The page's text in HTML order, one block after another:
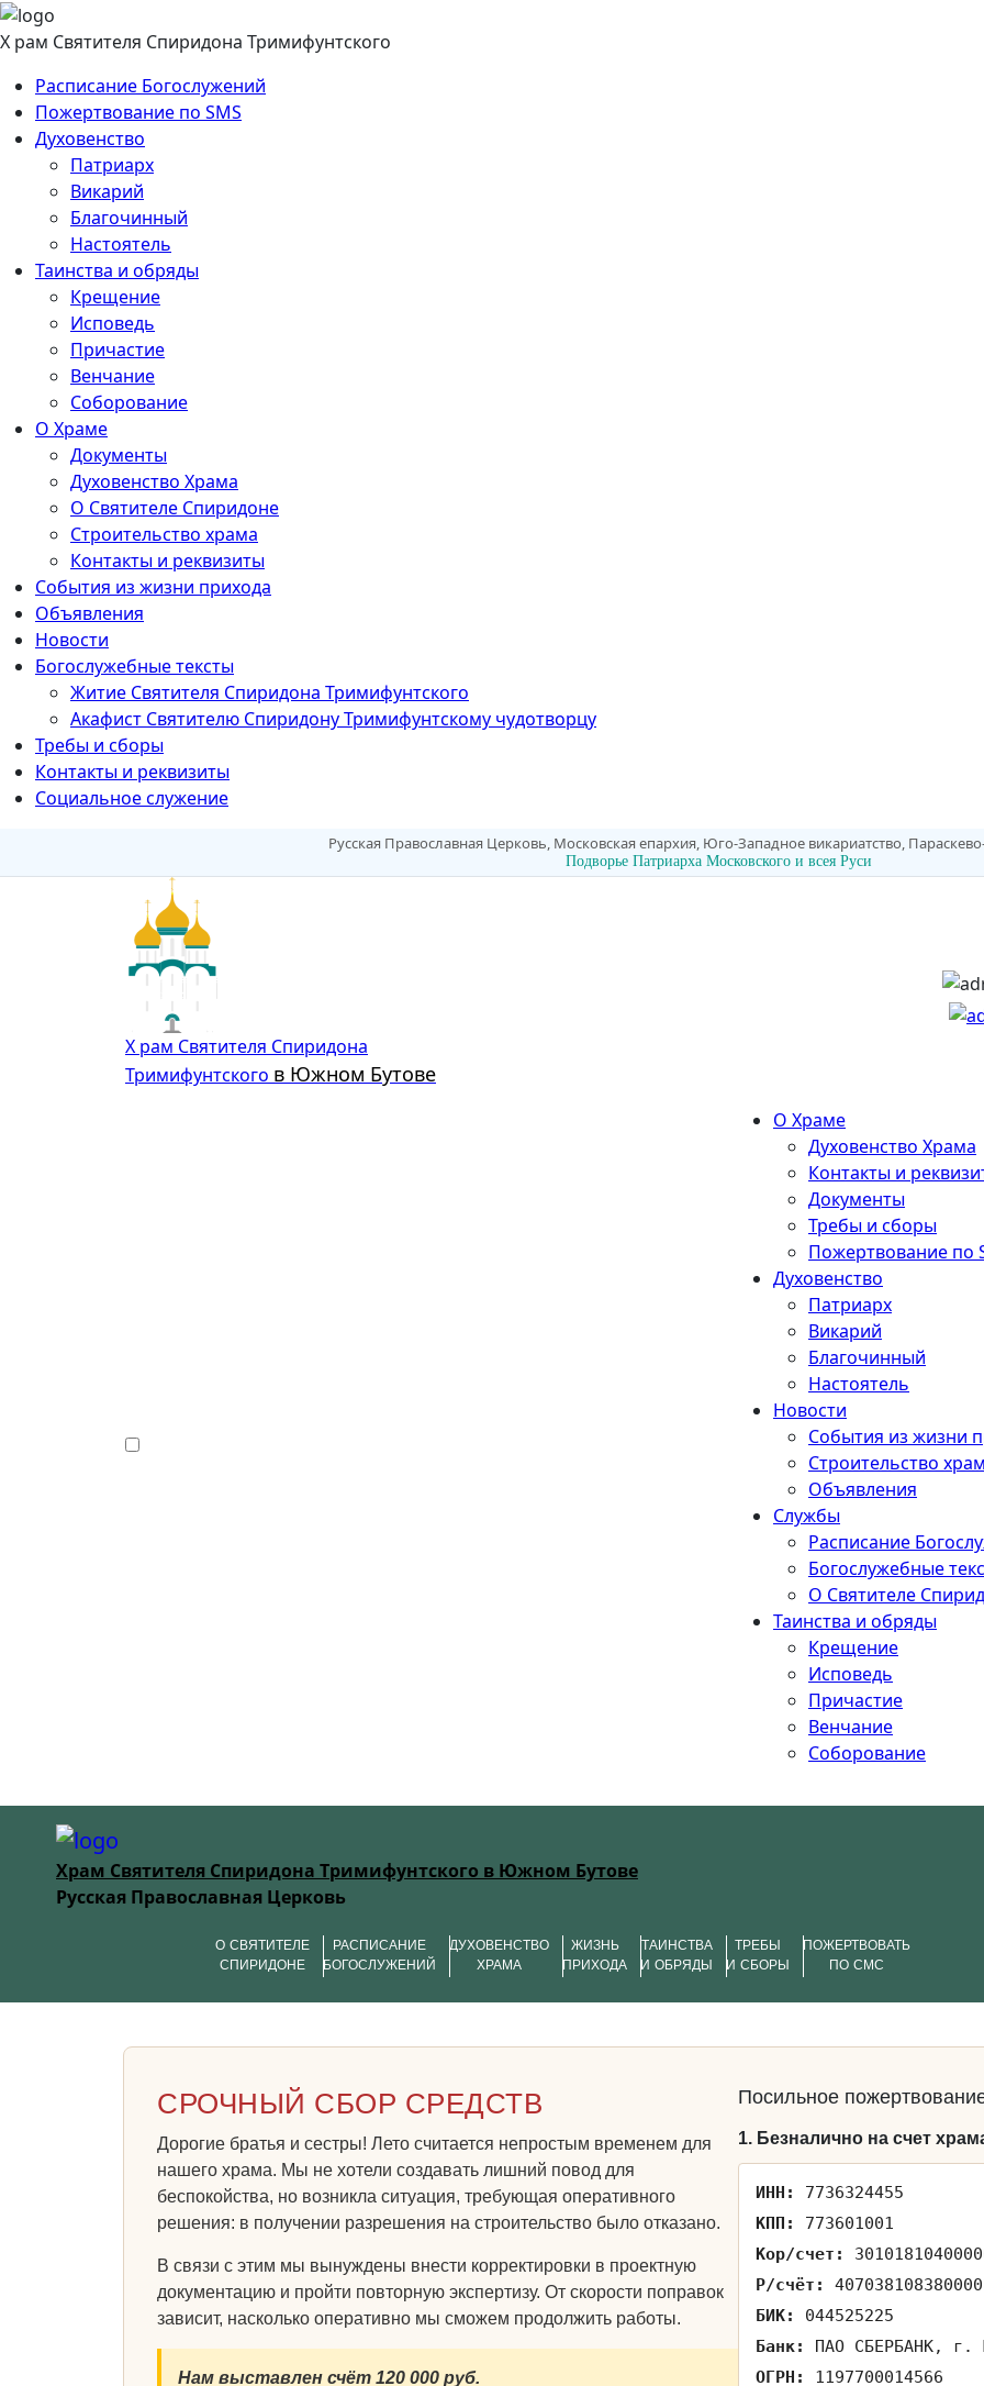
Перейти
к
Х рам Святителя Спиридона Тримифунтского
Расписание Богослужений
Пожертвование по SMS
Духовенство
Патриарх
Викарий
Благочинный
Настоятель
Таинства и обряды
Крещение
Исповедь
Причастие
Венчание
Соборование
О Храме
Документы
Духовенство Храма
О Святителе Спиридоне
Строительство храма
Контакты и реквизиты
События из жизни прихода
Объявления
Новости
Богослужебные тексты
Житие Cвятителя Спиридона Тримифунтского
Акафист Cвятителю Спиридону Тримифунтскому чудотворцу
Требы и сборы
Контакты и реквизиты
Социальное служение
Русская Православная Церковь, Московская епархия, Юго-Западное викариатство,
Подворье Патриарха Московского и всея Руси
Х рам Святителя Спиридона
Тримифунтского в Южном Бутове
О Храме
Духовенство Храма
Контакты и
Документы
Требы и сборы
Пожертвование по
Духовенство
Патриарх
Викарий
Благочинный
Настоятель
Новости
События из жизни
Строительство
Объявления
Службы
Расписание
Богослужебные
О Святителе
Таинства и обряды
Крещение
Исповедь
Причастие
Венчание
Соборование
Храм Святителя Спиридона Тримифунтского в Южном Бутове
Русская Православная Церковь
О СВЯТИТЕЛЕ
СПИРИДОНЕ
РАСПИСАНИЕ
БОГОСЛУЖЕНИЙ
ДУХОВЕНСТВО
ХРАМА
ЖИЗНЬ
ПРИХОДА
ТАИНСТВА
И ОБРЯДЫ
ТРЕБЫ
И СБОРЫ
ПОЖЕРТВОВАТЬ
ПО СМС
СРОЧНЫЙ СБОР СРЕДСТВ
Дорогие братья и сестры! Лето считается непростым временем для
нашего храма. Мы не хотели создавать лишний повод для
беспокойства, но возникла ситуация, требующая оперативного
решения: в получении разрешения на строительство было отказано.
В связи с этим мы вынуждены внести корректировки в проектную
документацию и пройти повторную экспертизу. От скорости поправок
зависит, насколько оперативно мы сможем продолжить работы.
Нам выставлен счёт 120 000 руб.
Посильное
1. Безналично на счет
ИНН:
7736324455
КПП:
773601001
Кор/счет:
Р/счёт:
БИК:
044525225
Банк:
ПАО СБЕРБАНК, г.
ОГРН:
1197700014566